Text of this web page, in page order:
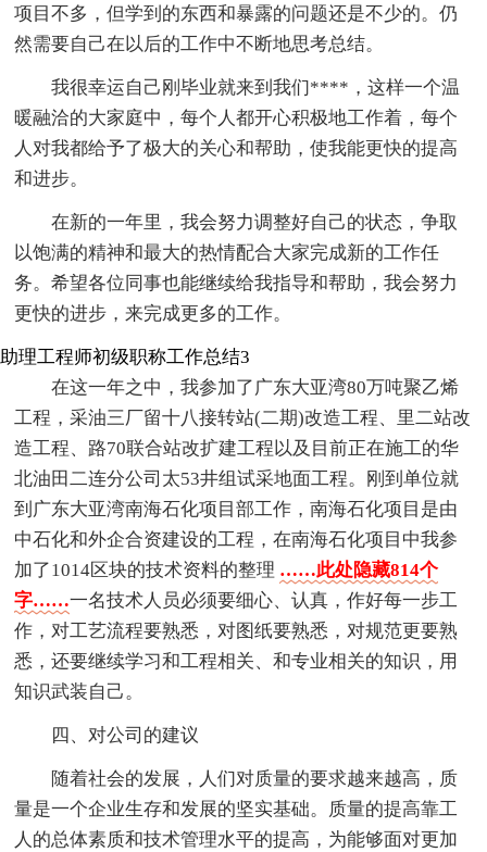
项目不多，但学到的东西和暴露的问题还是不少的。仍
然需要自己在以后的工作中不断地思考总结。
我很幸运自己刚毕业就来到我们****，这样一个温
暖融洽的大家庭中，每个人都开心积极地工作着，每个
人对我都给予了极大的关心和帮助，使我能更快的提高
和进步。
在新的一年里，我会努力调整好自己的状态，争取
以饱满的精神和最大的热情配合大家完成新的工作任
务。希望各位同事也能继续给我指导和帮助，我会努力
更快的进步，来完成更多的工作。
助理工程师初级职称工作总结3
在这一年之中，我参加了广东大亚湾80万吨聚乙烯
工程，采油三厂留十八接转站(二期)改造工程、里二站改
造工程、路70联合站改扩建工程以及目前正在施工的华
北油田二连分公司太53井组试采地面工程。刚到单位就
到广东大亚湾南海石化项目部工作，南海石化项目是由
中石化和外企合资建设的工程，在南海石化项目中我参
加了1014区块的技术资料的整理 ……此处隐藏814个
字……一名技术人员必须要细心、认真，作好每一步工
作，对工艺流程要熟悉，对图纸要熟悉，对规范更要熟
悉，还要继续学习和工程相关、和专业相关的知识，用
知识武装自己。
四、对公司的建议
随着社会的发展，人们对质量的要求越来越高，质
量是一个企业生存和发展的坚实基础。质量的提高靠工
人的总体素质和技术管理水平的提高，为能够面对更加